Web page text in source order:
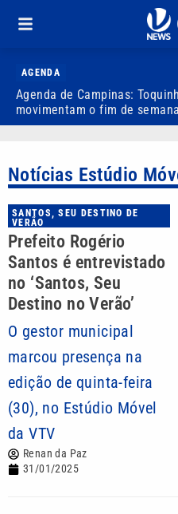
AGENDA
Agenda de Campinas:
movimentam o fim de semana
Notícias Estúdio
SANTOS, SEU DESTINO DE
VERÃO
Prefeito Rogério
Santos é entrevistado
no ‘Santos, Seu
Destino no Verão’
O gestor municipal
marcou presença na
edição de quinta-feira
(30), no Estúdio Móvel
da VTV
Renan da Paz
31/01/2025